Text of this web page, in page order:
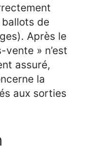
de
Après le
» n’est
assuré,
la
aux sorties